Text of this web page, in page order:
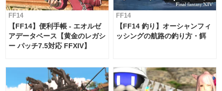
FF14
【FF14】便利手帳 - エオルゼ
アデータベース【黄金のレガシ
ー パッチ7.5対応 FFXIV】
FF14
【FF14 釣り】オーシャンフィ
ッシングの航路の釣り方・餌